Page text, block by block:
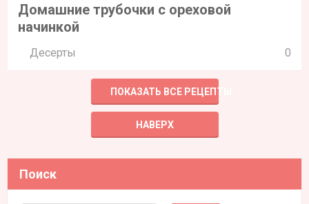
Домашние трубочки с ореховой
начинкой
Десерты 0
ПОКАЗАТЬ ВСЕ РЕЦЕПТЫ
НАВЕРХ
Поиск